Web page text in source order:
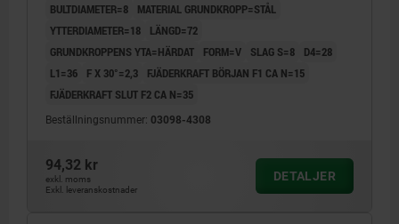
BULTDIAMETER=8
MATERIAL GRUNDKROPP=STÅL
YTTERDIAMETER=18
LÄNGD=72
GRUNDKROPPENS YTA=HÄRDAT
FORM=V SLAG S=8
D4=28
L1=36
F X 30°=2,3
FJÄDERKRAFT BÖRJAN F1 CA N=15
FJÄDERKRAFT SLUT F2 CA N=35
Beställningsnummer: 03098-4308
94,32 kr
exkl. moms
Exkl. leveranskostnader
DETALJER